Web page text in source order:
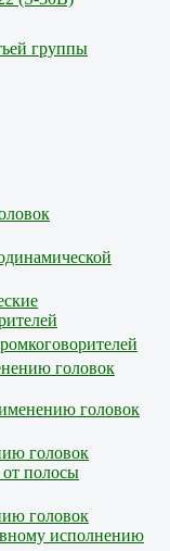
группы
головок
головок
головок
от полосы
головок
исполнению